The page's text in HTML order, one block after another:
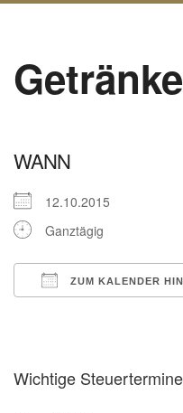
WANN
12.10.2015
Ganztägig
ZUM KALENDER
Wichtige Steuertermine